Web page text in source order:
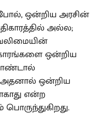
ஒன்றிய அரசின்
அல்ல;
ஒன்றிய
ஒன்றிய
என்ற